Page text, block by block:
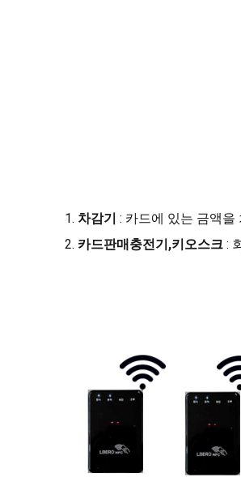
차감기 : 카드에 있는 금액을
카드판매충전기,키오스크 :